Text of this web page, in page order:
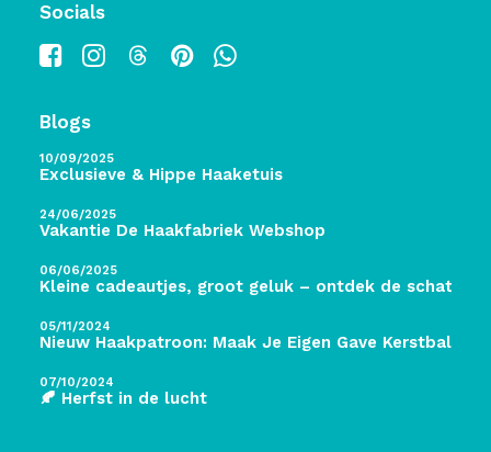
Socials
Blogs
10/09/2025
Exclusieve & Hippe Haaketuis
24/06/2025
Vakantie De Haakfabriek Webshop
06/06/2025
Kleine cadeautjes, groot geluk – ontdek de schatten
05/11/2024
Nieuw Haakpatroon: Maak Je Eigen Gave Kerstballen!
07/10/2024
🍂 Herfst in de lucht